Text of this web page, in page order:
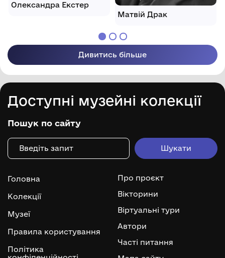
Олександра Екстер
Матвій Драк
Дивитись більше
Доступні музейні колекції
Пошук по сайту
Головна
Колекції
Музеї
Правила користування
Політика
Про проєкт
Вікторини
Віртуальні тури
Автори
Часті питання